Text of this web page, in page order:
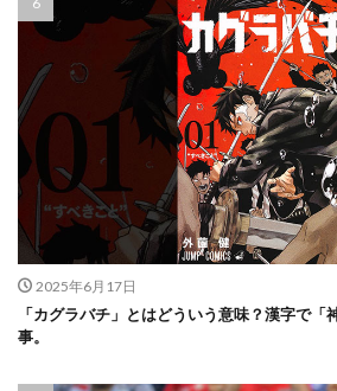
2025年6月17日
「カグラバチ」とはどういう意味？漢字で「
事。